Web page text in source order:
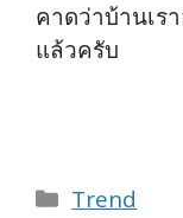
คาดว่าบ้านเร
แล้วครับ
Categories
Trend